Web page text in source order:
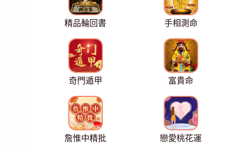
精品輪回書 手相測命
奇門遁甲 富貴命
詹惟中精批 戀愛桃花運